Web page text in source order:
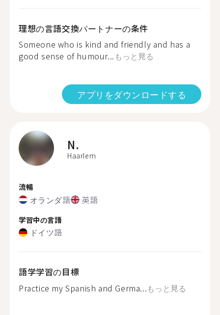
理想の言語交換パートナーの条件
Someone who is kind and friendly and has a
good sense of humour... もっと見る
アプリをダウンロードする
N.
Haarlem
流暢
オランダ語 英語
学習中の言語
ドイツ語
語学学習の目標
Practice my Spanish and Germa...もっと見る